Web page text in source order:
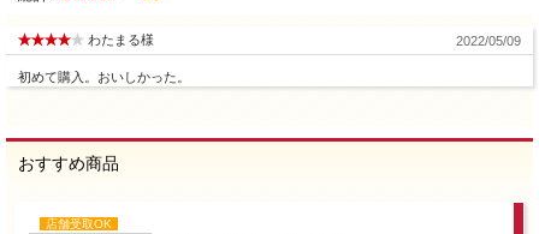
わたまる様 2022/05/09
初めて購入。おいしかった。
おすすめ商品
店舗受取OK